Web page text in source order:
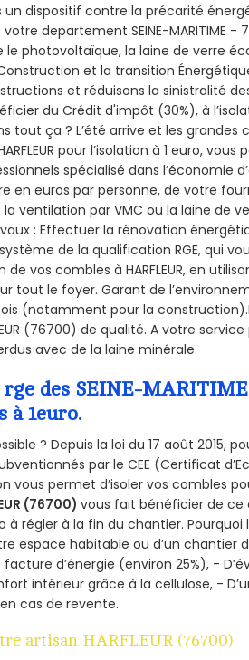
un dispositif contre la précarité
departement SEINE-MARITIME -
photovoltaïque, la laine de verre
et la transition
et réduisons la sinistralité
du Crédit d'impôt (30%), à
tout ça ? L’été arrive et les grandes
pour l’isolation à 1 euro,
spécialisé dans l’économie
en euros par personne, de votre
ventilation par VMC ou la laine de
: Effectuer la rénovation
de la qualification RGE, qui
de vos combles à HARFLEUR, en
tout le foyer. Garant de
(notamment pour la
(76700) de qualité. A votre
avec de la laine minérale.
des SEINE-
à 1euro.
? Depuis la loi du 17 août 2015,
par le CEE (Certificat
vous permet d’isoler vos combles
(76700)vous fait bénéficier de ce
à régler à la fin du chantier. Pourquoi
espace habitable ou d’un
d’énergie (environ 25%), -
intérieur grâce à la cellulose, -
cas de revente.
artisan HARFLEUR (76700)